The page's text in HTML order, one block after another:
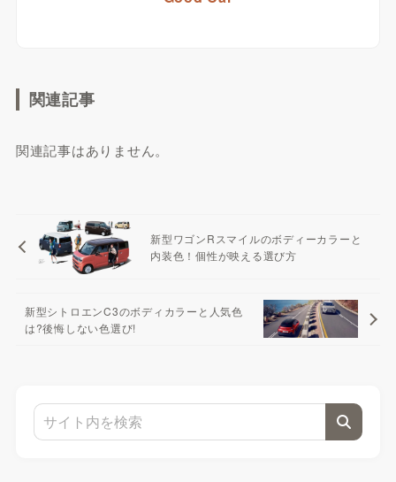
関連記事
関連記事はありません。
新型ワゴンRスマイルのボディーカラーと
内装色！個性が映える選び方
新型シトロエンC3のボディカラーと人気色
は?後悔しない色選び!